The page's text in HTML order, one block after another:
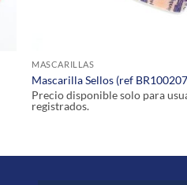
MASCARILLAS
Mascarilla Sellos (ref
Precio disponible solo para
registrados.